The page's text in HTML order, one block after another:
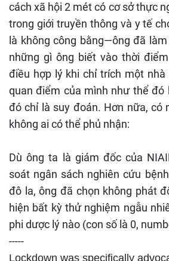
cách xã hội 2 mét có cơ sở thực
trong giới truyền thông và y tế
là không công bằng—ông đã
những gì ông biết vào thời
điều hợp lý khi chỉ trích một nhà
quan điểm của mình như thể đó
đó chỉ là suy đoán. Hơn nữa, có
không ai có thể phủ nhận:
Dù ông ta là giám đốc của
soát ngân sách nghiên cứu
đô la, ông đã chọn không phát
hiện bất kỳ thử nghiệm ngẫu
phi dược lý nào (con số là 0,
-----
Lockdown was specifically